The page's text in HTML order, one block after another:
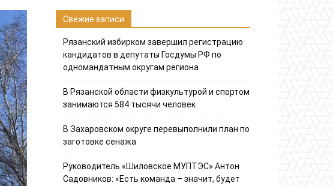
Свежие записи
Рязанский избирком завершил регистрацию
кандидатов в депутаты Госдумы РФ по
одномандатным округам региона
В Рязанской области физкультурой и спортом
занимаются 584 тысячи человек
В Захаровском округе перевыполнили план по
заготовке сенажа
Руководитель «Шиловское МУПТЭС» Антон
Садовников: «Есть команда – значит, будет